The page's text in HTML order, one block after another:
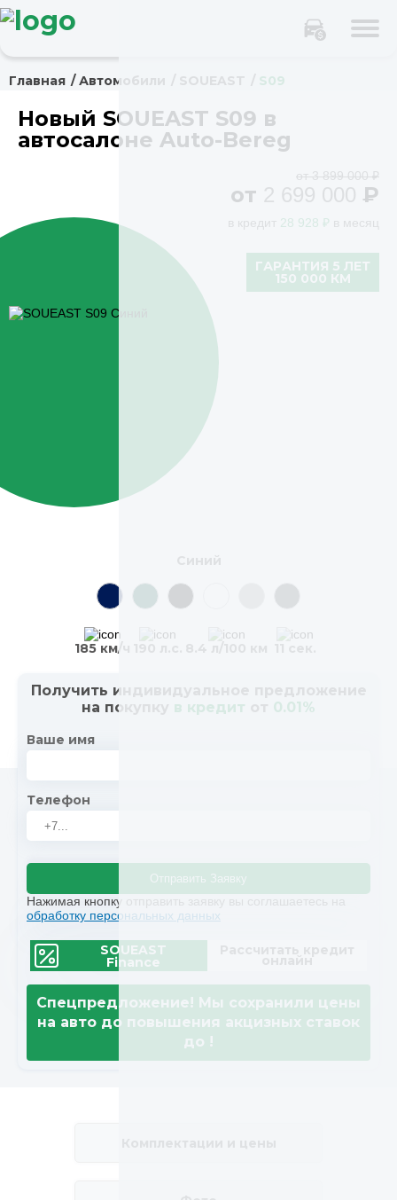
Главная Автомобили S09
Новый SOUEAST S09 в
автосалоне Auto-Bereg
от 3 899 000 ₽
от 2 699 000 ₽
в кредит 28 928 ₽ в месяц
ГАРАНТИЯ 5 ЛЕТ
150 000 КМ
185 км/ч
Получить индивидуальное предложение
на покупку в кредит 0.01%
Ваше имя
Телефон
Отправить Заявку
Нажимая кнопку отправить заявку вы соглашаетесь на
обработку персональных данных
SOUEAST
Finance
Спецпредложение! Мы сохранили цены
на авто до повышения акцизных ставок
до !